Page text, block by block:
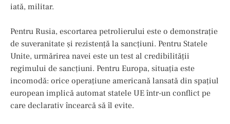
iată, militar.
Pentru Rusia, escortarea petrolierului este o demonstrație
de suveranitate și rezistență la sancțiuni. Pentru Statele
Unite, urmărirea navei este un test al credibilității
regimului de sancțiuni. Pentru Europa, situația este
incomodă: orice operațiune americană lansată din spațiul
european implică automat statele UE într-un conflict pe
care declarativ încearcă să îl evite.